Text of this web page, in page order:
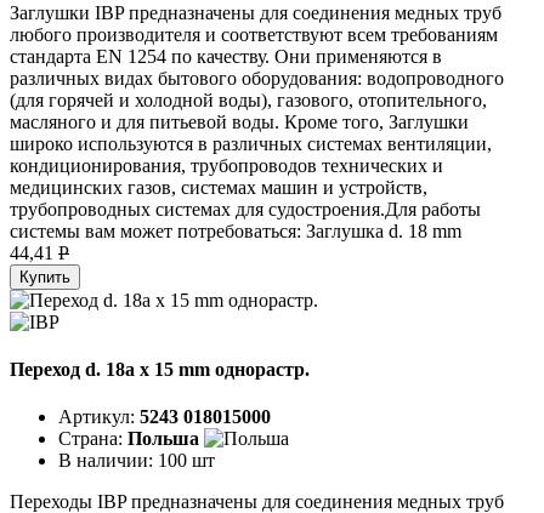
Заглушки IBP предназначены для соединения медных труб
любого производителя и соответствуют всем требованиям
стандарта EN 1254 по качеству. Они применяются в
различных видах бытового оборудования: водопроводного
(для горячей и холодной воды), газового, отопительного,
масляного и для питьевой воды. Кроме того, Заглушки
широко используются в различных системах вентиляции,
кондиционирования, трубопроводов технических и
медицинских газов, системах машин и устройств,
трубопроводных системах для судостроения.Для работы
системы вам может потребоваться: Заглушка d. 18 mm
44,41 P
Купить
Переход d. 18a x 15 mm однорастр.
Артикул: 5243 018015000
Страна: Польша
В наличии: 100 шт
Переходы IBP предназначены для соединения медных труб